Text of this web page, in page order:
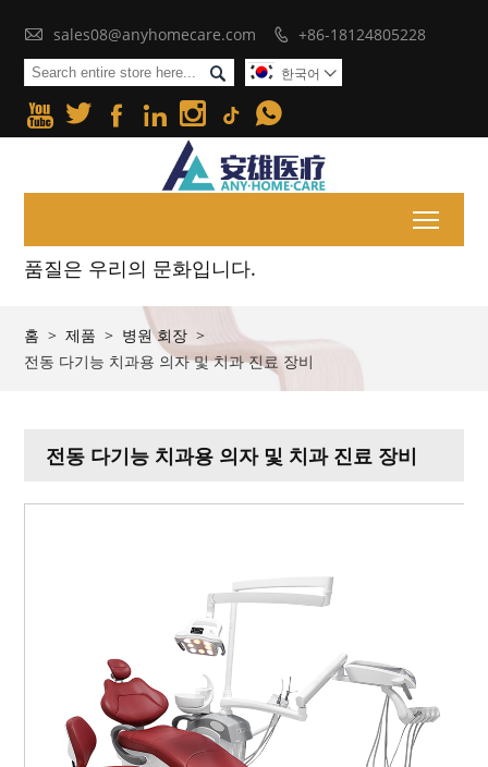
 sales08@anyhomecare.com  +86-18124805228
 한국어 
     
품질은 우리의 문화입니다.
홈 > 제품 > 병원 회장 >
전동 다기능 치과용 의자 및 치과 진료 장비
전동 다기능 치과용 의자 및 치과 진료 장비